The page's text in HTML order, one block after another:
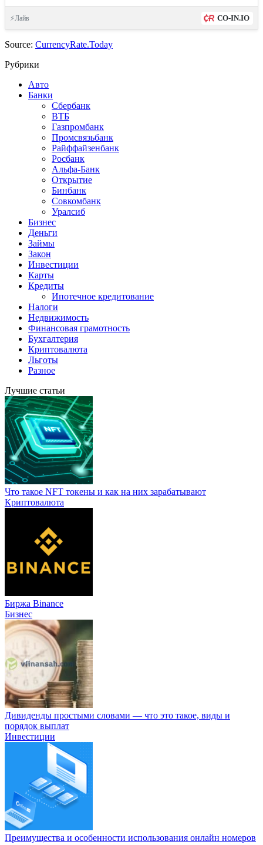
⚡Лайв CO-IN.IO
Source: CurrencyRate.Today
Рубрики
Авто
Банки
Сбербанк
ВТБ
Газпромбанк
Промсвязьбанк
Райффайзенбанк
Росбанк
Альфа-Банк
Открытие
Бинбанк
Совкомбанк
Уралсиб
Бизнес
Деньги
Займы
Закон
Инвестиции
Карты
Кредиты
Ипотечное кредитование
Налоги
Недвижимость
Финансовая грамотность
Бухгалтерия
Криптовалюта
Льготы
Разное
Лучшие статьи
Что такое NFT токены и как на них зарабатывают
Криптовалюта
Биржа Binance
Бизнес
Дивиденды простыми словами — что это такое, виды и
порядок выплат
Инвестиции
Преимущества и особенности использования онлайн номеров